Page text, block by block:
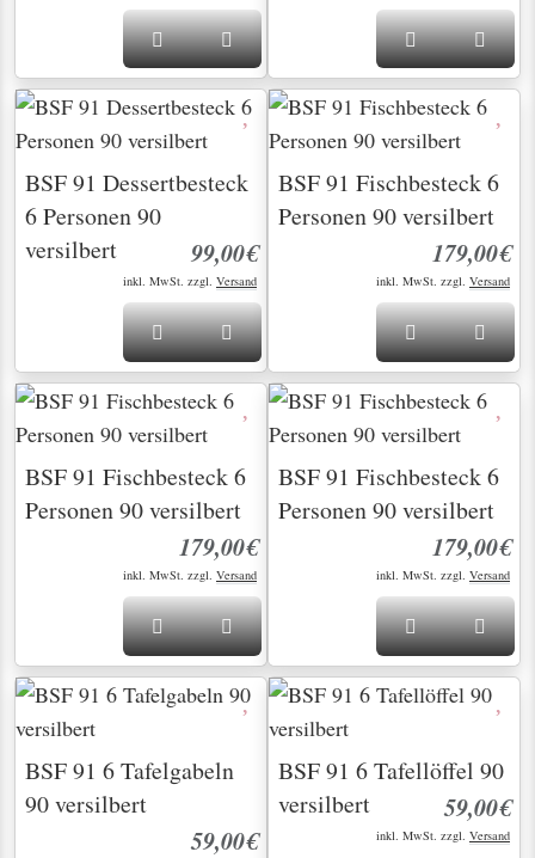
BSF 91 Dessertbesteck
6 Personen 90
versilbert
99,00€
inkl. MwSt. zzgl. Versand
BSF 91 Fischbesteck 6
Personen 90 versilbert
179,00€
inkl. MwSt. zzgl. Versand
BSF 91 Fischbesteck 6
Personen 90 versilbert
179,00€
inkl. MwSt. zzgl. Versand
BSF 91 Fischbesteck 6
Personen 90 versilbert
179,00€
inkl. MwSt. zzgl. Versand
BSF 91 6 Tafelgabeln
90 versilbert
59,00€
BSF 91 6 Tafellöffel 90
versilbert
59,00€
inkl. MwSt. zzgl. Versand